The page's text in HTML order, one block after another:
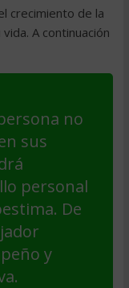
crecimiento de la
A continuación
no
sus
personal
De
y